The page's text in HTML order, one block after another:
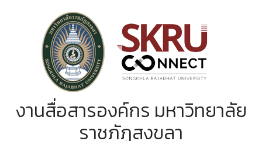
งานสื่อสารองค์กร มหาวิทยาลัย
ราชภัฏสงขลา